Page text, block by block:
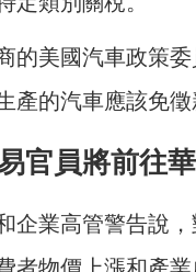
的美國汽車政策
產的汽車應該免徵
官員將前往
企業高管警告說